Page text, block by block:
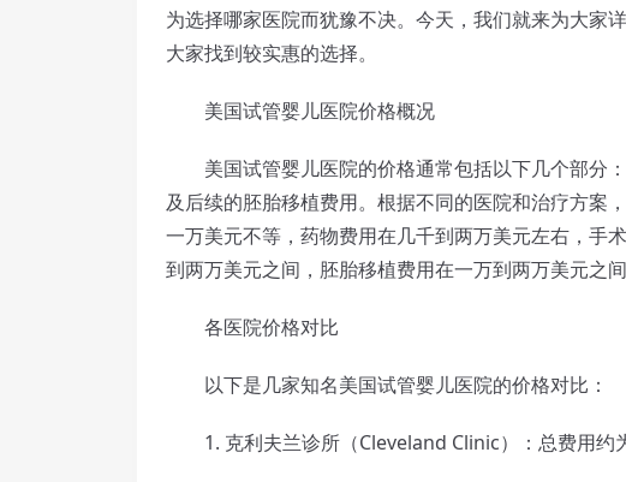
为选择哪家医院而犹豫不决。今天，我们就来为大家
大家找到较实惠的选择。
美国试管婴儿医院价格概况
美国试管婴儿医院的价格通常包括以下几个部分
及后续的胚胎移植费用。根据不同的医院和治疗方案
一万美元不等，药物费用在几千到两万美元左右，手
到两万美元之间，胚胎移植费用在一万到两万美元之间
各医院价格对比
以下是几家知名美国试管婴儿医院的价格对比：
1. 克利夫兰诊所（Cleveland Clinic）：总费用约为